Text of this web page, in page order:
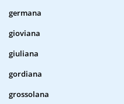
germana
gioviana
giuliana
gordiana
grossolana